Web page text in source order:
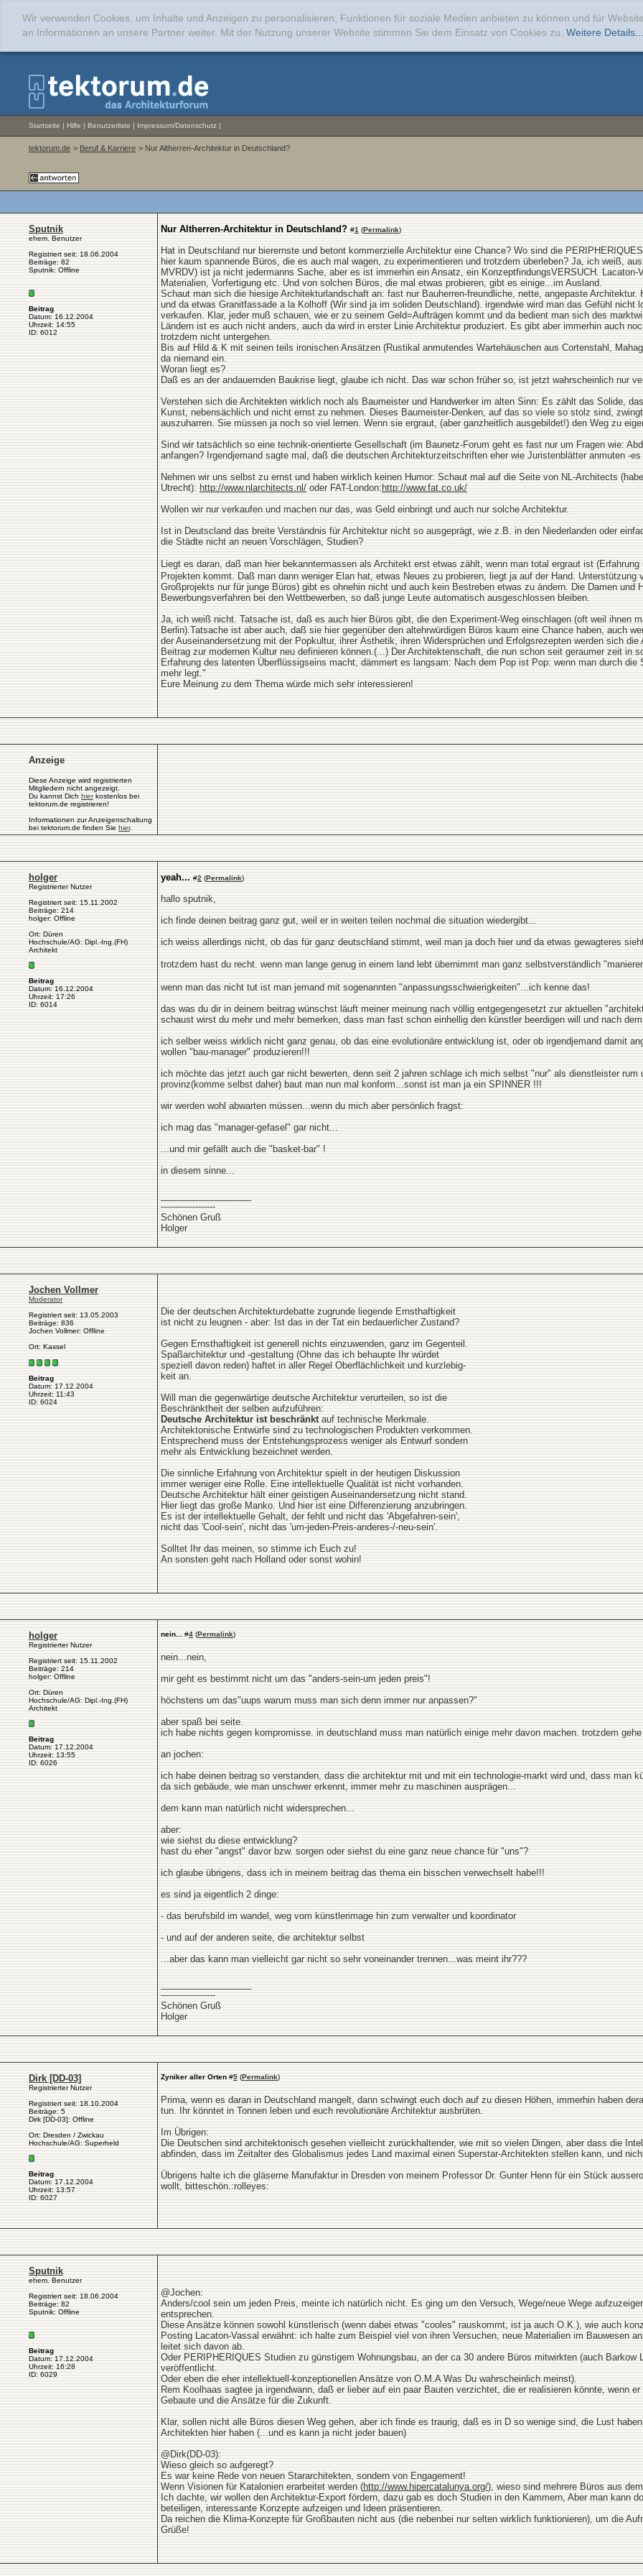
Wir verwenden Cookies, um Inhalte und Anzeigen zu personalisieren, Funktionen für soziale Medien anbieten zu können und für
an Informationen an unsere Partner weiter. Mit der Nutzung unserer Website stimmen Sie dem Einsatz von Cookies zu. Weitere Details...
Startseite | Hilfe | Benutzerliste | Impressum/Datenschutz |
tektorum.de > Beruf & Karriere > Nur Altherren-Architektur in Deutschland?
Sputnik
ehem. Benutzer
Registriert seit: 18.06.2004
Beiträge: 82
Sputnik: Offline
Beitrag
Datum: 16.12.2004
Uhrzeit: 14:55
ID: 6012
Nur Altherren-Architektur in Deutschland? #1 (Permalink)
Hat in Deutschland nur bierernste und betont kommerzielle Architektur eine Chance? Wo sind die
hier kaum spannende Büros, die es auch mal wagen, zu experimentieren und trotzdem überleben? Ja, ich weiß,
MVRDV) ist ja nicht jedermanns Sache, aber es ist immerhin ein Ansatz, ein KonzeptfindungsVERSUCH.
Materialien, Vorfertigung etc. Und von solchen Büros, die mal etwas probieren, gibt es einige...im Ausland.
Schaut man sich die hiesige Architekturlandschaft an: fast nur Bauherren-freundliche, nette, angepaste
und da etwas Granitfassade a la Kolhoff (Wir sind ja im soliden Deutschland). irgendwie wird man das Gefühl
verkaufen. Klar, jeder muß schauen, wie er zu seinem Geld=Aufträgen kommt und da bedient man sich des
Ländern ist es auch nicht anders, auch da wird in erster Linie Architektur produziert. Es gibt aber immerhin auch
trotzdem nicht untergehen.
Bis auf Hild & K mit seinen teils ironischen Ansätzen (Rustikal anmutendes Wartehäuschen aus Cortenstahl,
da niemand ein.
Woran liegt es?
Daß es an der andauernden Baukrise liegt, glaube ich nicht. Das war schon früher so, ist jetzt wahrscheinlich nur
Verstehen sich die Architekten wirklich noch als Baumeister und Handwerker im alten Sinn: Es zählt das Solide,
Kunst, nebensächlich und nicht ernst zu nehmen. Dieses Baumeister-Denken, auf das so viele so stolz sind,
auszuharren. Sie müssen ja noch so viel lernen. Wenn sie ergraut, (aber ganzheitlich ausgebildet!) den Weg zu
Sind wir tatsächlich so eine technik-orientierte Gesellschaft (im Baunetz-Forum geht es fast nur um Fragen wie:
anfangen? Irgendjemand sagte mal, daß die deutschen Architekturzeitschriften eher wie Juristenblätter anmuten -
Nehmen wir uns selbst zu ernst und haben wirklich keinen Humor: Schaut mal auf die Seite von NL-Architects
Utrecht): http://www.nlarchitects.nl/ oder FAT-London: http://www.fat.co.uk/
Wollen wir nur verkaufen und machen nur das, was Geld einbringt und auch nur solche Architektur.
Ist in Deutscland das breite Verständnis für Architektur nicht so ausgeprägt, wie z.B. in den Niederlanden oder
die Städte nicht an neuen Vorschlägen, Studien?
Liegt es daran, daß man hier bekanntermassen als Architekt erst etwas zählt, wenn man total ergraut ist (Erfahrung
Projekten kommt. Daß man dann weniger Elan hat, etwas Neues zu probieren, liegt ja auf der Hand.
Großprojekts nur für junge Büros) gibt es ohnehin nicht und auch kein Bestreben etwas zu ändern. Die Damen und
Bewerbungsverfahren bei den Wettbewerben, so daß junge Leute automatisch ausgeschlossen bleiben.
Ja, ich weiß nicht. Tatsache ist, daß es auch hier Büros gibt, die den Experiment-Weg einschlagen (oft weil ihnen
Berlin).Tatsache ist aber auch, daß sie hier gegenüber den altehrwürdigen Büros kaum eine Chance haben, auch
der Auseinandersetzung mit der Popkultur, ihrer Ästhetik, ihren Widersprüchen und Erfolgsrezepten werden sich
Beitrag zur modernen Kultur neu definieren können.(...) Der Architektenschaft, die nun schon seit geraumer zeit in
Erfahrung des latenten Überflüssigseins macht, dämmert es langsam: Nach dem Pop ist Pop: wenn man durch
mehr legt."
Eure Meinung zu dem Thema würde mich sehr interessieren!
Anzeige
Diese Anzeige wird registrierten
Mitgliedern nicht angezeigt.
Du kannst Dich hierkostenlos bei
tektorum.de registrieren!
Informationen zur Anzeigenschaltung
bei tektorum.de finden Sie hier.
holger
Registrierter Nutzer
Registriert seit: 15.11.2002
Beiträge: 214
holger: Offline
Ort: Düren
Hochschule/AG: Dipl.-Ing.(FH)
Architekt
Beitrag
Datum: 16.12.2004
Uhrzeit: 17:26
ID: 6014
yeah... #2 (Permalink)
hallo sputnik,
ich finde deinen beitrag ganz gut, weil er in weiten teilen nochmal die situation wiedergibt...
ich weiss allerdings nicht, ob das für ganz deutschland stimmt, weil man ja doch hier und da etwas gewagteres
trotzdem hast du recht. wenn man lange genug in einem land lebt übernimmt man ganz selbstverständlich
wenn man das nicht tut ist man jemand mit sogenannten "anpassungsschwierigkeiten"...ich kenne das!
das was du dir in deinem beitrag wünschst läuft meiner meinung nach völlig entgegengesetzt zur aktuellen
schaust wirst du mehr und mehr bemerken, dass man fast schon einhellig den künstler beerdigen will und nach
ich selber weiss wirklich nicht ganz genau, ob das eine evolutionäre entwicklung ist, oder ob irgendjemand damit
wollen "bau-manager" produzieren!!!
ich möchte das jetzt auch gar nicht bewerten, denn seit 2 jahren schlage ich mich selbst "nur" als dienstleister
provinz(komme selbst daher) baut man nun mal konform...sonst ist man ja ein SPINNER !!!
wir werden wohl abwarten müssen...wenn du mich aber persönlich fragst:
ich mag das "manager-gefasel" gar nicht...
...und mir gefällt auch die "basket-bar" !
in diesem sinne...
-------------------
Schönen Gruß
Holger
Jochen Vollmer
Moderator
Registriert seit: 13.05.2003
Beiträge: 836
Jochen Vollmer: Offline
Ort: Kassel
Beitrag
Datum: 17.12.2004
Uhrzeit: 11:43
ID: 6024
Die der deutschen Architekturdebatte zugrunde liegende Ernsthaftigkeit
ist nicht zu leugnen - aber: Ist das in der Tat ein bedauerlicher Zustand?
Gegen Ernsthaftigkeit ist generell nichts einzuwenden, ganz im Gegenteil.
Spaßarchitektur und -gestaltung (Ohne das ich behaupte Ihr würdet
speziell davon reden) haftet in aller Regel Oberflächlichkeit und kurzlebig-
keit an.
Will man die gegenwärtige deutsche Architektur verurteilen, so ist die
Beschränktheit der selben aufzuführen:
Deutsche Architektur ist beschränktauf technische Merkmale.
Architektonische Entwürfe sind zu technologischen Produkten verkommen.
Entsprechend muss der Entstehungsprozess weniger als Entwurf sondern
mehr als Entwicklung bezeichnet werden.
Die sinnliche Erfahrung von Architektur spielt in der heutigen Diskussion
immer weniger eine Rolle. Eine intellektuelle Qualität ist nicht vorhanden.
Deutsche Architektur hält einer geistigen Auseinandersetzung nicht stand.
Hier liegt das große Manko. Und hier ist eine Differenzierung anzubringen.
Es ist der intellektuelle Gehalt, der fehlt und nicht das 'Abgefahren-sein',
nicht das 'Cool-sein', nicht das 'um-jeden-Preis-anderes-/-neu-sein'.
Solltet Ihr das meinen, so stimme ich Euch zu!
An sonsten geht nach Holland oder sonst wohin!
holger
Registrierter Nutzer
Registriert seit: 15.11.2002
Beiträge: 214
holger: Offline
Ort: Düren
Hochschule/AG: Dipl.-Ing.(FH)
Architekt
Beitrag
Datum: 17.12.2004
Uhrzeit: 13:55
ID: 6026
nein... #4 (Permalink)
nein...nein,
mir geht es bestimmt nicht um das "anders-sein-um jeden preis"!
höchstens um das"uups warum muss man sich denn immer nur anpassen?"
aber spaß bei seite.
ich habe nichts gegen kompromisse. in deutschland muss man natürlich einige mehr davon machen. trotzdem
an jochen:
ich habe deinen beitrag so verstanden, dass die architektur mit und mit ein technologie-markt wird und, dass man
da sich gebäude, wie man unschwer erkennt, immer mehr zu maschinen ausprägen...
dem kann man natürlich nicht widersprechen...
aber:
wie siehst du diese entwicklung?
hast du eher "angst" davor bzw. sorgen oder siehst du eine ganz neue chance für "uns"?
ich glaube übrigens, dass ich in meinem beitrag das thema ein bisschen verwechselt habe!!!
es sind ja eigentlich 2 dinge:
- das berufsbild im wandel, weg vom künstlerimage hin zum verwalter und koordinator
- und auf der anderen seite, die architektur selbst
...aber das kann man vielleicht gar nicht so sehr voneinander trennen...was meint ihr???
-------------------
Schönen Gruß
Holger
Dirk [DD-03]
Registrierter Nutzer
Registriert seit: 18.10.2004
Beiträge: 5
Dirk [DD-03]: Offline
Ort: Dresden / Zwickau
Hochschule/AG: Superheld
Beitrag
Datum: 17.12.2004
Uhrzeit: 13:57
ID: 6027
Zyniker aller Orten #5 (Permalink)
Prima, wenn es daran in Deutschland mangelt, dann schwingt euch doch auf zu diesen Höhen, immerhin haben
tun. Ihr könntet in Tonnen leben und euch revolutionäre Architektur ausbrüten.
Im Übrigen:
Die Deutschen sind architektonisch gesehen vielleicht zurückhaltender, wie mit so vielen Dingen, aber dass die
abfinden, dass im Zeitalter des Globalismus jedes Land maximal einen Superstar-Architekten stellen kann, und
Übrigens halte ich die gläserne Manufaktur in Dresden von meinem Professor Dr. Gunter Henn für ein Stück
wollt, bitteschön.:rolleyes:
Sputnik
ehem. Benutzer
Registriert seit: 18.06.2004
Beiträge: 82
Sputnik: Offline
Beitrag
Datum: 17.12.2004
Uhrzeit: 16:28
ID: 6029
@Jochen:
Anders/cool sein um jeden Preis, meinte ich natürlich nicht. Es ging um den Versuch, Wege/neue Wege
entsprechen.
Diese Ansätze können sowohl künstlerisch (wenn dabei etwas "cooles" rauskommt, ist ja auch O.K.), wie auch
Posting Lacaton-Vassal erwähnt: ich halte zum Beispiel viel von ihren Versuchen, neue Materialien im Bauwesen
leitet sich davon ab.
Oder PERIPHERIQUES Studien zu günstigem Wohnungsbau, an der ca 30 andere Büros mitwirkten (auch
veröffentlicht.
Oder eben die eher intellektuell-konzeptionellen Ansätze von O.M.A Was Du wahrscheinlich meinst).
Rem Koolhaas sagtee ja irgendwann, daß er lieber auf ein paar Bauten verzichtet, die er realisieren könnte, wenn
Gebaute und die Ansätze für die Zukunft.
Klar, sollen nicht alle Büros diesen Weg gehen, aber ich finde es traurig, daß es in D so wenige sind, die Lust
Architekten hier haben (...und es kann ja nicht jeder bauen)
@Dirk(DD-03):
Wieso gleich so aufgeregt?
Es war keine Rede von neuen Stararchitekten, sondern von Engagement!
Wenn Visionen für Katalonien erarbeitet werden (http://www.hipercatalunya.org/), wieso sind mehrere Büros aus
Ich dachte, wir wollen den Architektur-Export fördern, dazu gab es doch Studien in den Kammern, Aber man kann
beteiligen, interessante Konzepte aufzeigen und Ideen präsentieren.
Da reichen die Klima-Konzepte für Großbauten nicht aus (die nebenbei nur selten wirklich funktionieren), um die
Grüße!